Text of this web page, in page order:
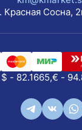
Красная Сосна,
$ - 82.1665,€ -